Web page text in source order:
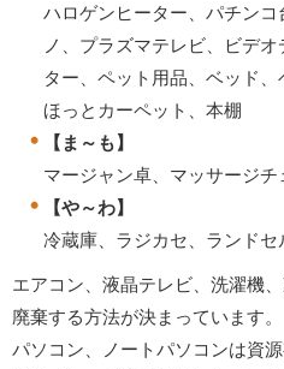
ハロゲンヒーター、パチン
ノ、プラズマテレビ、ビデ
ター、ペット用品、ベッド、
ほっとカーペット、本棚
【ま～も】
マージャン卓、マッサージ
【や～わ】
冷蔵庫、ラジカセ、ランドセ
エアコン、液晶テレビ、洗濯機
廃棄する方法が決まっています。
パソコン、ノートパソコンは資